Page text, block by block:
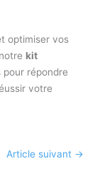
optimiser vos
kit
répondre
votre
Article suivant →